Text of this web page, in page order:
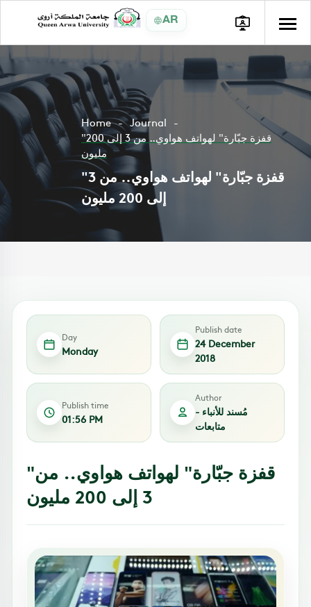
AR
Home
Journal
"قفزة جبّارة" لهواتف هواوي.. من 3 إلى 200
مليون
"قفزة جبّارة" لهواتف هواوي.. من 3
إلى 200 مليون
Day
Monday
Publish date
24 December
2018
Publish time
01:56 PM
Author
مُسند للأنباء -
متابعات
"قفزة جبّارة" لهواتف هواوي.. من
3 إلى 200 مليون